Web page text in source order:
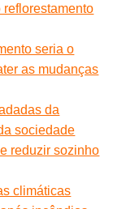
reflorestamento
seria o
as mudanças
da
sociedade
reduzir sozinho
climáticas